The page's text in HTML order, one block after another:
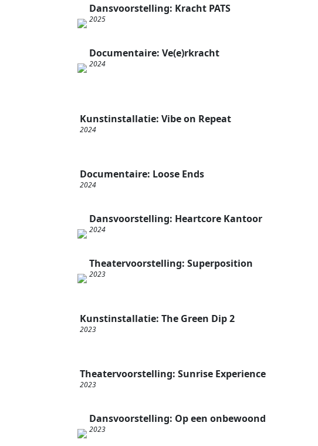
Dansvoorstelling: Kracht PATS
2025
Documentaire: Ve(e)rkracht
2024
Kunstinstallatie: Vibe on Repeat
2024
Documentaire: Loose Ends
2024
Dansvoorstelling: Heartcore Kantoor
2024
Theatervoorstelling: Superposition
2023
Kunstinstallatie: The Green Dip 2
2023
Theatervoorstelling: Sunrise Experience
2023
Dansvoorstelling: Op een onbewoond
2023